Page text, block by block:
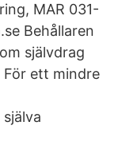
MAR 031-
Behållaren
självdrag
För ett mindre